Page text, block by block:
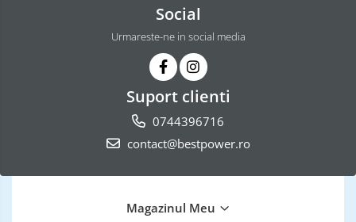
Social
Urmareste-ne in social media
Suport clienti
0744396716
contact@bestpower.ro
Magazinul Meu